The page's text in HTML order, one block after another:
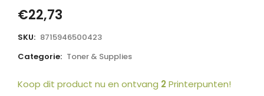
€22,73
SKU: 8715946500423
Categorie: Toner & Supplies
Koop dit product nu en ontvang 2Printerpunten!